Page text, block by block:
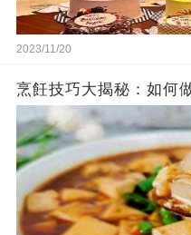
2023/11/20
烹飪技巧大揭秘：如何